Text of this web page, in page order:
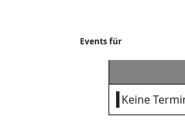
Events für
Keine